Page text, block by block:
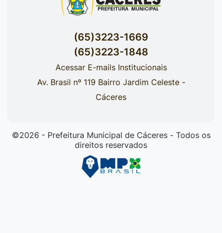
(65)3223-1669
(65)3223-1848
Acessar E-mails Institucionais
Av. Brasil nº 119 Bairro Jardim Celeste -
Cáceres
©2026 - Prefeitura Municipal de Cáceres - Todos os
direitos reservados